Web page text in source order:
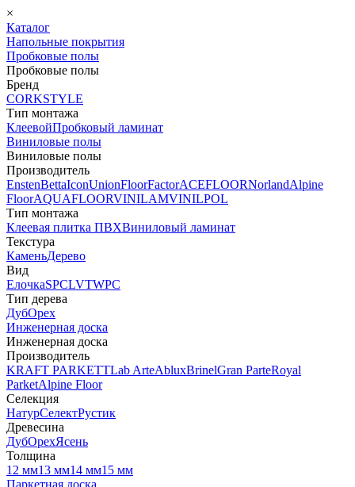
×
Каталог
Напольные покрытия
Пробковые полы
Пробковые полы
Бренд
CORKSTYLE
Тип монтажа
КлеевойПробковый ламинат
Виниловые полы
Виниловые полы
Производитель
EnstenBettaIconUnionFloorFactorACEFLOORNorlandAlpine
FloorAQUAFLOORVINILAMVINILPOL
Тип монтажа
Клеевая плитка ПВХВиниловый ламинат
Текстура
КаменьДерево
Вид
ЕлочкаSPCLVTWPC
Тип дерева
ДубОрех
Инженерная доска
Инженерная доска
Производитель
KRAFT PARKETTLab ArteAbluxBrinelGran ParteRoyal
ParketAlpine Floor
Селекция
НатурСелектРустик
Древесина
ДубОрехЯсень
Толщина
12 мм13 мм14 мм15 мм
Паркетная доска